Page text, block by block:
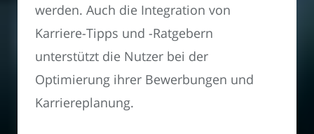
werden. Auch die Integration von
Karriere-Tipps und -Ratgebern
unterstützt die Nutzer bei der
Optimierung ihrer Bewerbungen und
Karriereplanung.